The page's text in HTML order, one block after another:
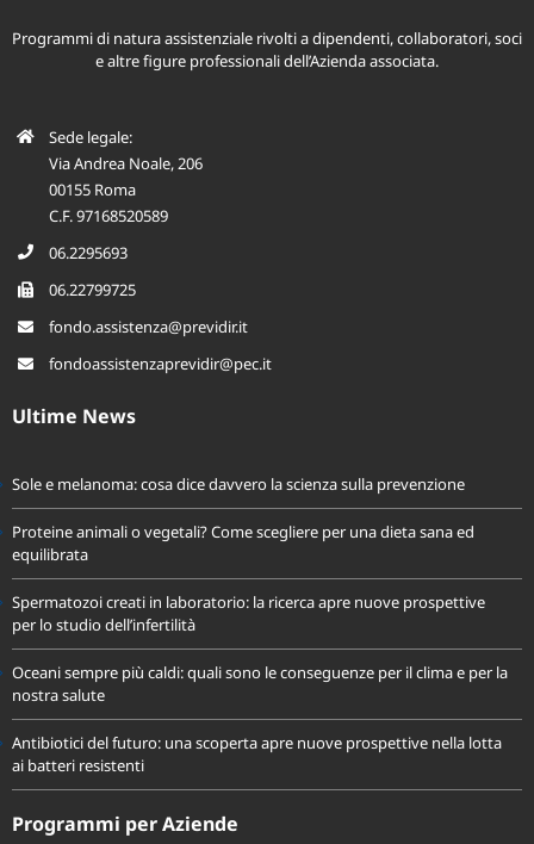
Programmi di natura assistenziale rivolti a dipendenti, collaboratori, soci
Sede legale:
Via Andrea Noale, 206
00155 Roma
Sole e melanoma: cosa dice davvero la scienza sulla prevenzione
Proteine animali o vegetali? Come scegliere per una dieta sana ed
equilibrata
Spermatozoi creati in laboratorio: la ricerca apre nuove prospettive
per lo studio dell’infertilità
Oceani sempre più caldi: quali sono le conseguenze per il clima e per la
nostra salute
Antibiotici del futuro: una scoperta apre nuove prospettive nella lotta
ai batteri resistenti